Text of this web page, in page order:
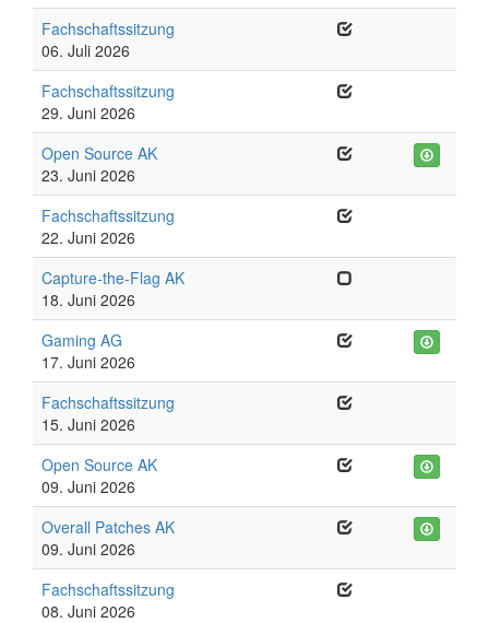
Fachschaftssitzung
06. Juli 2026
Fachschaftssitzung
29. Juni 2026
Open Source AK
23. Juni 2026
Fachschaftssitzung
22. Juni 2026
Capture-the-Flag AK
18. Juni 2026
Gaming AG
17. Juni 2026
Fachschaftssitzung
15. Juni 2026
Open Source AK
09. Juni 2026
Overall Patches AK
09. Juni 2026
Fachschaftssitzung
08. Juni 2026